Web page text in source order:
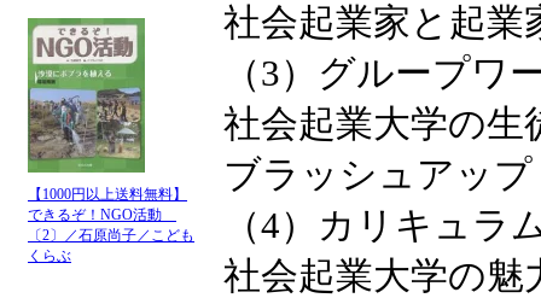
【1000円以上送料無料】
できるぞ！NGO活動
〔2〕／石原尚子／こども
くらぶ
社会起業家と起
（3）グループワ
社会起業大学の
ブラッシュアップ
（4）カリキュラ
社会起業大学の